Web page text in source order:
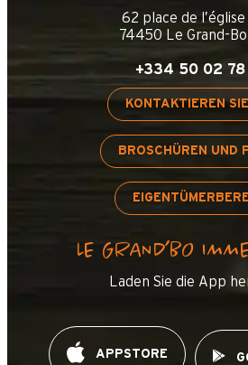
62 place de l’église
74450 Le Grand-
+334 50 02
KONTAKTIEREN
BROSCHÜREN UND
LE GRAND’BO
Laden Sie die App
APPSTORE